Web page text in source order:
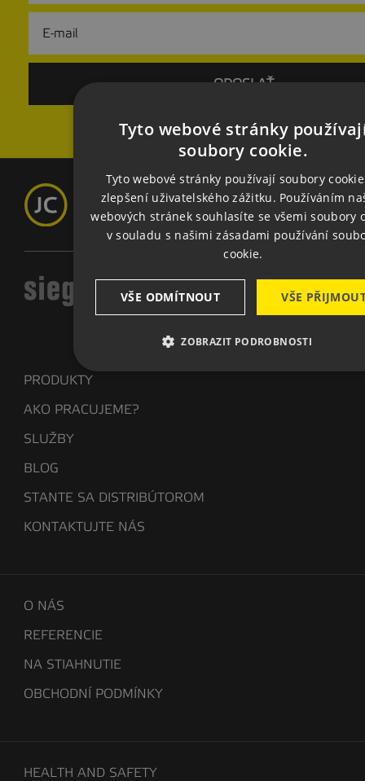
PRODUKTY
AKO PRACUJEME?
SLUŽBY
BLOG
STANTE SA DISTRIBÚTOROM
KONTAKTUJTE NÁS
O NÁS
REFERENCIE
NA STIAHNUTIE
OBCHODNÍ PODMÍNKY
HEALTH AND SAFETY
Tyto webové stránky
soubory cookie.
Tyto webové stránky používají soubory
zlepšení uživatelského zážitku. Používáním
webových stránek souhlasíte se všemi soubory
v souladu s našimi zásadami používání
cookie.
VŠE
VŠE ODMÍTNOUT
ZOBRAZIT PODROBNOSTI